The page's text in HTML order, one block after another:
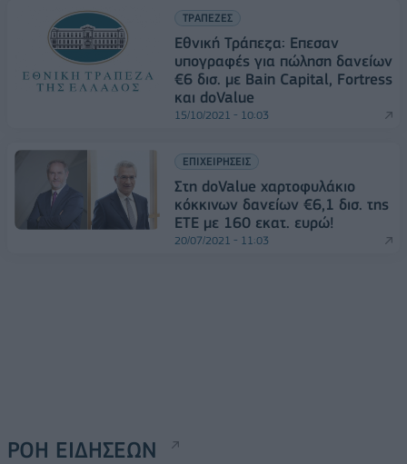
ΤΡΑΠΕΖΕΣ
Εθνική Τράπεζα: Επεσαν
υπογραφές για πώληση δανείων
€6 δισ. με Bain Capital, Fortress
και doValue
15/10/2021 - 10:03
ΕΠΙΧΕΙΡΗΣΕΙΣ
Στη doValue χαρτοφυλάκιο
κόκκινων δανείων €6,1 δισ. της
ΕΤΕ με 160 εκατ. ευρώ!
20/07/2021 - 11:03
ΡΟΗ ΕΙΔΗΣΕΩΝ